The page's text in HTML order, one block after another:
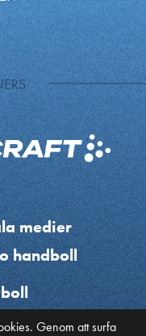
medier
handboll
Genom att surfa